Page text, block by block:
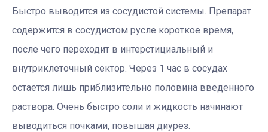
Быстро выводится из сосудистой системы. Препарат
содержится в сосудистом русле короткое время,
после чего переходит в интерстициальный и
внутриклеточный сектор. Через 1 час в сосудах
остается лишь приблизительно половина введенного
раствора. Очень быстро соли и жидкость начинают
выводиться почками, повышая диурез.